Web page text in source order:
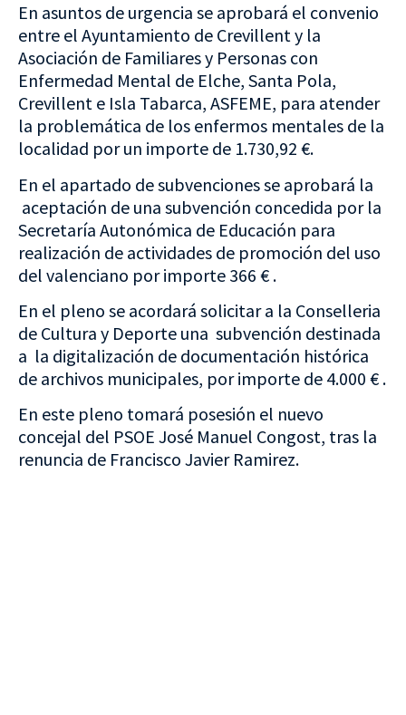
En asuntos de urgencia se aprobará el convenio
entre el Ayuntamiento de Crevillent y la
Asociación de Familiares y Personas con
Enfermedad Mental de Elche, Santa Pola,
Crevillent e Isla Tabarca, ASFEME, para atender
la problemática de los enfermos mentales de la
localidad por un importe de 1.730,92 €.
En el apartado de subvenciones se aprobará la
aceptación de una subvención concedida por la
Secretaría Autonómica de Educación para
realización de actividades de promoción del uso
del valenciano por importe 366 € .
En el pleno se acordará solicitar a la Conselleria
de Cultura y Deporte una subvención destinada
a la digitalización de documentación histórica
de archivos municipales, por importe de 4.000 € .
En este pleno tomará posesión el nuevo
concejal del PSOE José Manuel Congost, tras la
renuncia de Francisco Javier Ramirez.